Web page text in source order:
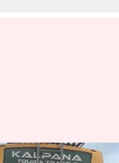
द्वारा सीज की